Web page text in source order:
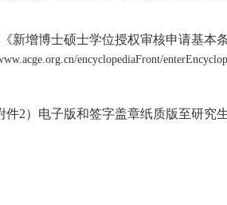
《新增博士硕士学位授权审核申请基本
encyclopediaFront/
件2）电子版和签字盖章纸质版至研究